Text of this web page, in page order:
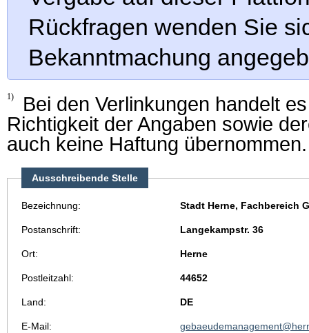
Rückfragen wenden Sie
Bekanntmachung
1)
Bei den Verlinkungen handelt
Richtigkeit der Angaben sowie
auch keine Haftung übernommen.
Ausschreibende Stelle
Bezeichnung: Stadt Herne, Fachbereich
Postanschrift: Langekampstr. 36
Ort: Herne
Postleitzahl: 44652
Land: DE
E-Mail: